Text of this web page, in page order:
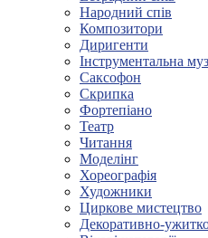
Народний спів
Композитори
Диригенти
Інструментальна
Саксофон
Скрипка
Фортепіано
Театр
Читання
Моделінг
Хореографія
Художники
Циркове мистецтво
Декоративно-